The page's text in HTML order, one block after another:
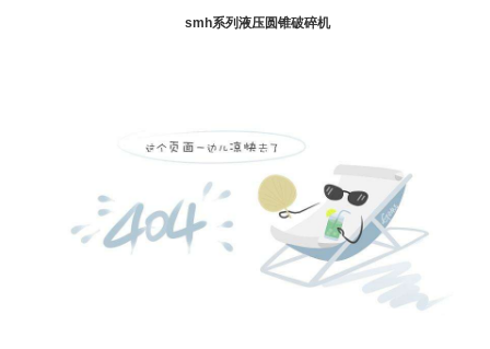
smh系列液压圆锥破碎机